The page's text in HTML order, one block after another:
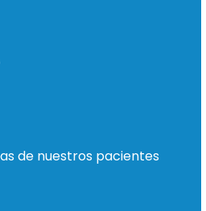
de nuestros pacientes